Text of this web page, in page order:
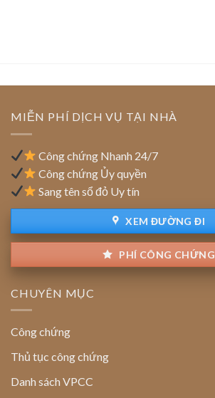
của
chức
đầu
nước
ngoài):
định
MIỄN PHÍ DỊCH VỤ TẠI NHÀ
Công chứng Nhanh 24/7
Công chứng Ủy quyền
Sang tên sổ đỏ Uy tín
XEM ĐƯỜNG ĐI
PHÍ CÔNG CHỨNG
CHUYÊN MỤC
Công chứng
Thủ tục công chứng
Danh sách VPCC